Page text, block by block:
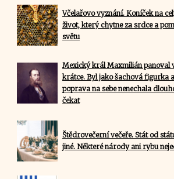
Včelařovo vyznání. Koníček na
život, který chytne za srdce a
světu
Mexický král Maxmilián panoval
krátce. Byl jako šachová figurka a
poprava na sebe nenechala
čekat
Štědrovečerní večeře. Stát od
jiné. Některé národy ani rybu